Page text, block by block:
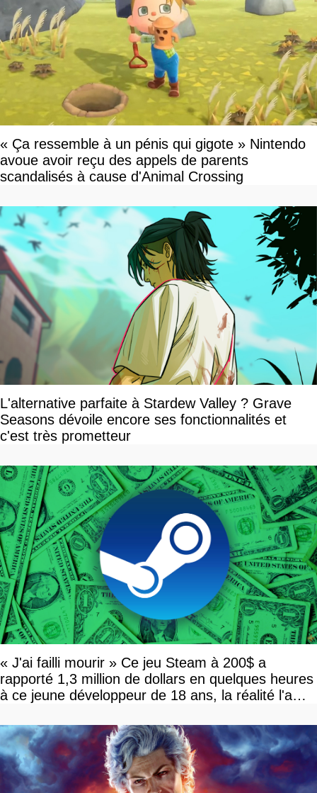
« Ça ressemble à un pénis qui gigote » Nintendo
avoue avoir reçu des appels de parents
scandalisés à cause d'Animal Crossing
L'alternative parfaite à Stardew Valley ? Grave
Seasons dévoile encore ses fonctionnalités et
c'est très prometteur
« J'ai failli mourir » Ce jeu Steam à 200$ a
rapporté 1,3 million de dollars en quelques heures
à ce jeune développeur de 18 ans, la réalité l'a